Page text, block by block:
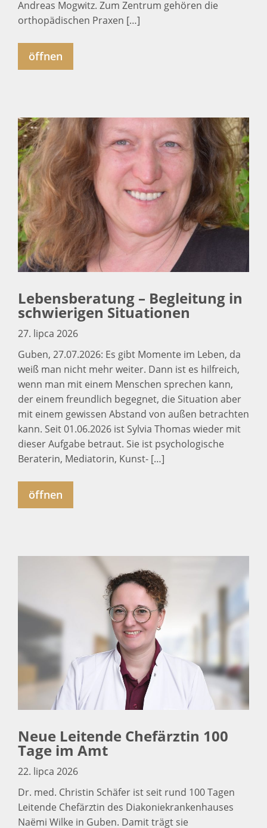
Andreas Mogwitz. Zum Zentrum gehören die
orthopädischen Praxen […]
öffnen
Lebensberatung – Begleitung in
schwierigen Situationen
27. lipca 2026
Guben, 27.07.2026: Es gibt Momente im Leben, da
weiß man nicht mehr weiter. Dann ist es hilfreich,
wenn man mit einem Menschen sprechen kann,
der einem freundlich begegnet, die Situation aber
mit einem gewissen Abstand von außen betrachten
kann. Seit 01.06.2026 ist Sylvia Thomas wieder mit
dieser Aufgabe betraut. Sie ist psychologische
Beraterin, Mediatorin, Kunst- […]
öffnen
Neue Leitende Chefärztin 100
Tage im Amt
22. lipca 2026
Dr. med. Christin Schäfer ist seit rund 100 Tagen
Leitende Chefärztin des Diakoniekrankenhauses
Naëmi Wilke in Guben. Damit trägt sie